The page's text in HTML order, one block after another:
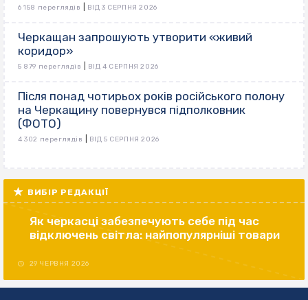
6 158 переглядів ВІД 3 СЕРПНЯ 2026
Черкащан запрошують утворити «живий
коридор»
5 879 переглядів ВІД 4 СЕРПНЯ 2026
Після понад чотирьох років російського полону
на Черкащину повернувся підполковник
(ФОТО)
4 302 переглядів ВІД 5 СЕРПНЯ 2026
ВИБІР РЕДАКЦІЇ
Як черкасці забезпечують себе під час
відключень світла: найпопулярніші товари
29 ЧЕРВНЯ 2026